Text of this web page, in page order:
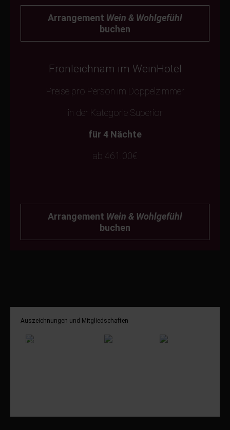
Arrangement Wein & Wohlgefühl
buchen
Fronleichnam im WeinHotel
Preise pro Person im Doppelzimmer
in der Kategorie Superior
für 4 Nächte
ab 461.00€
Arrangement Wein & Wohlgefühl
buchen
Auszeichnungen und Mitgliedschaften